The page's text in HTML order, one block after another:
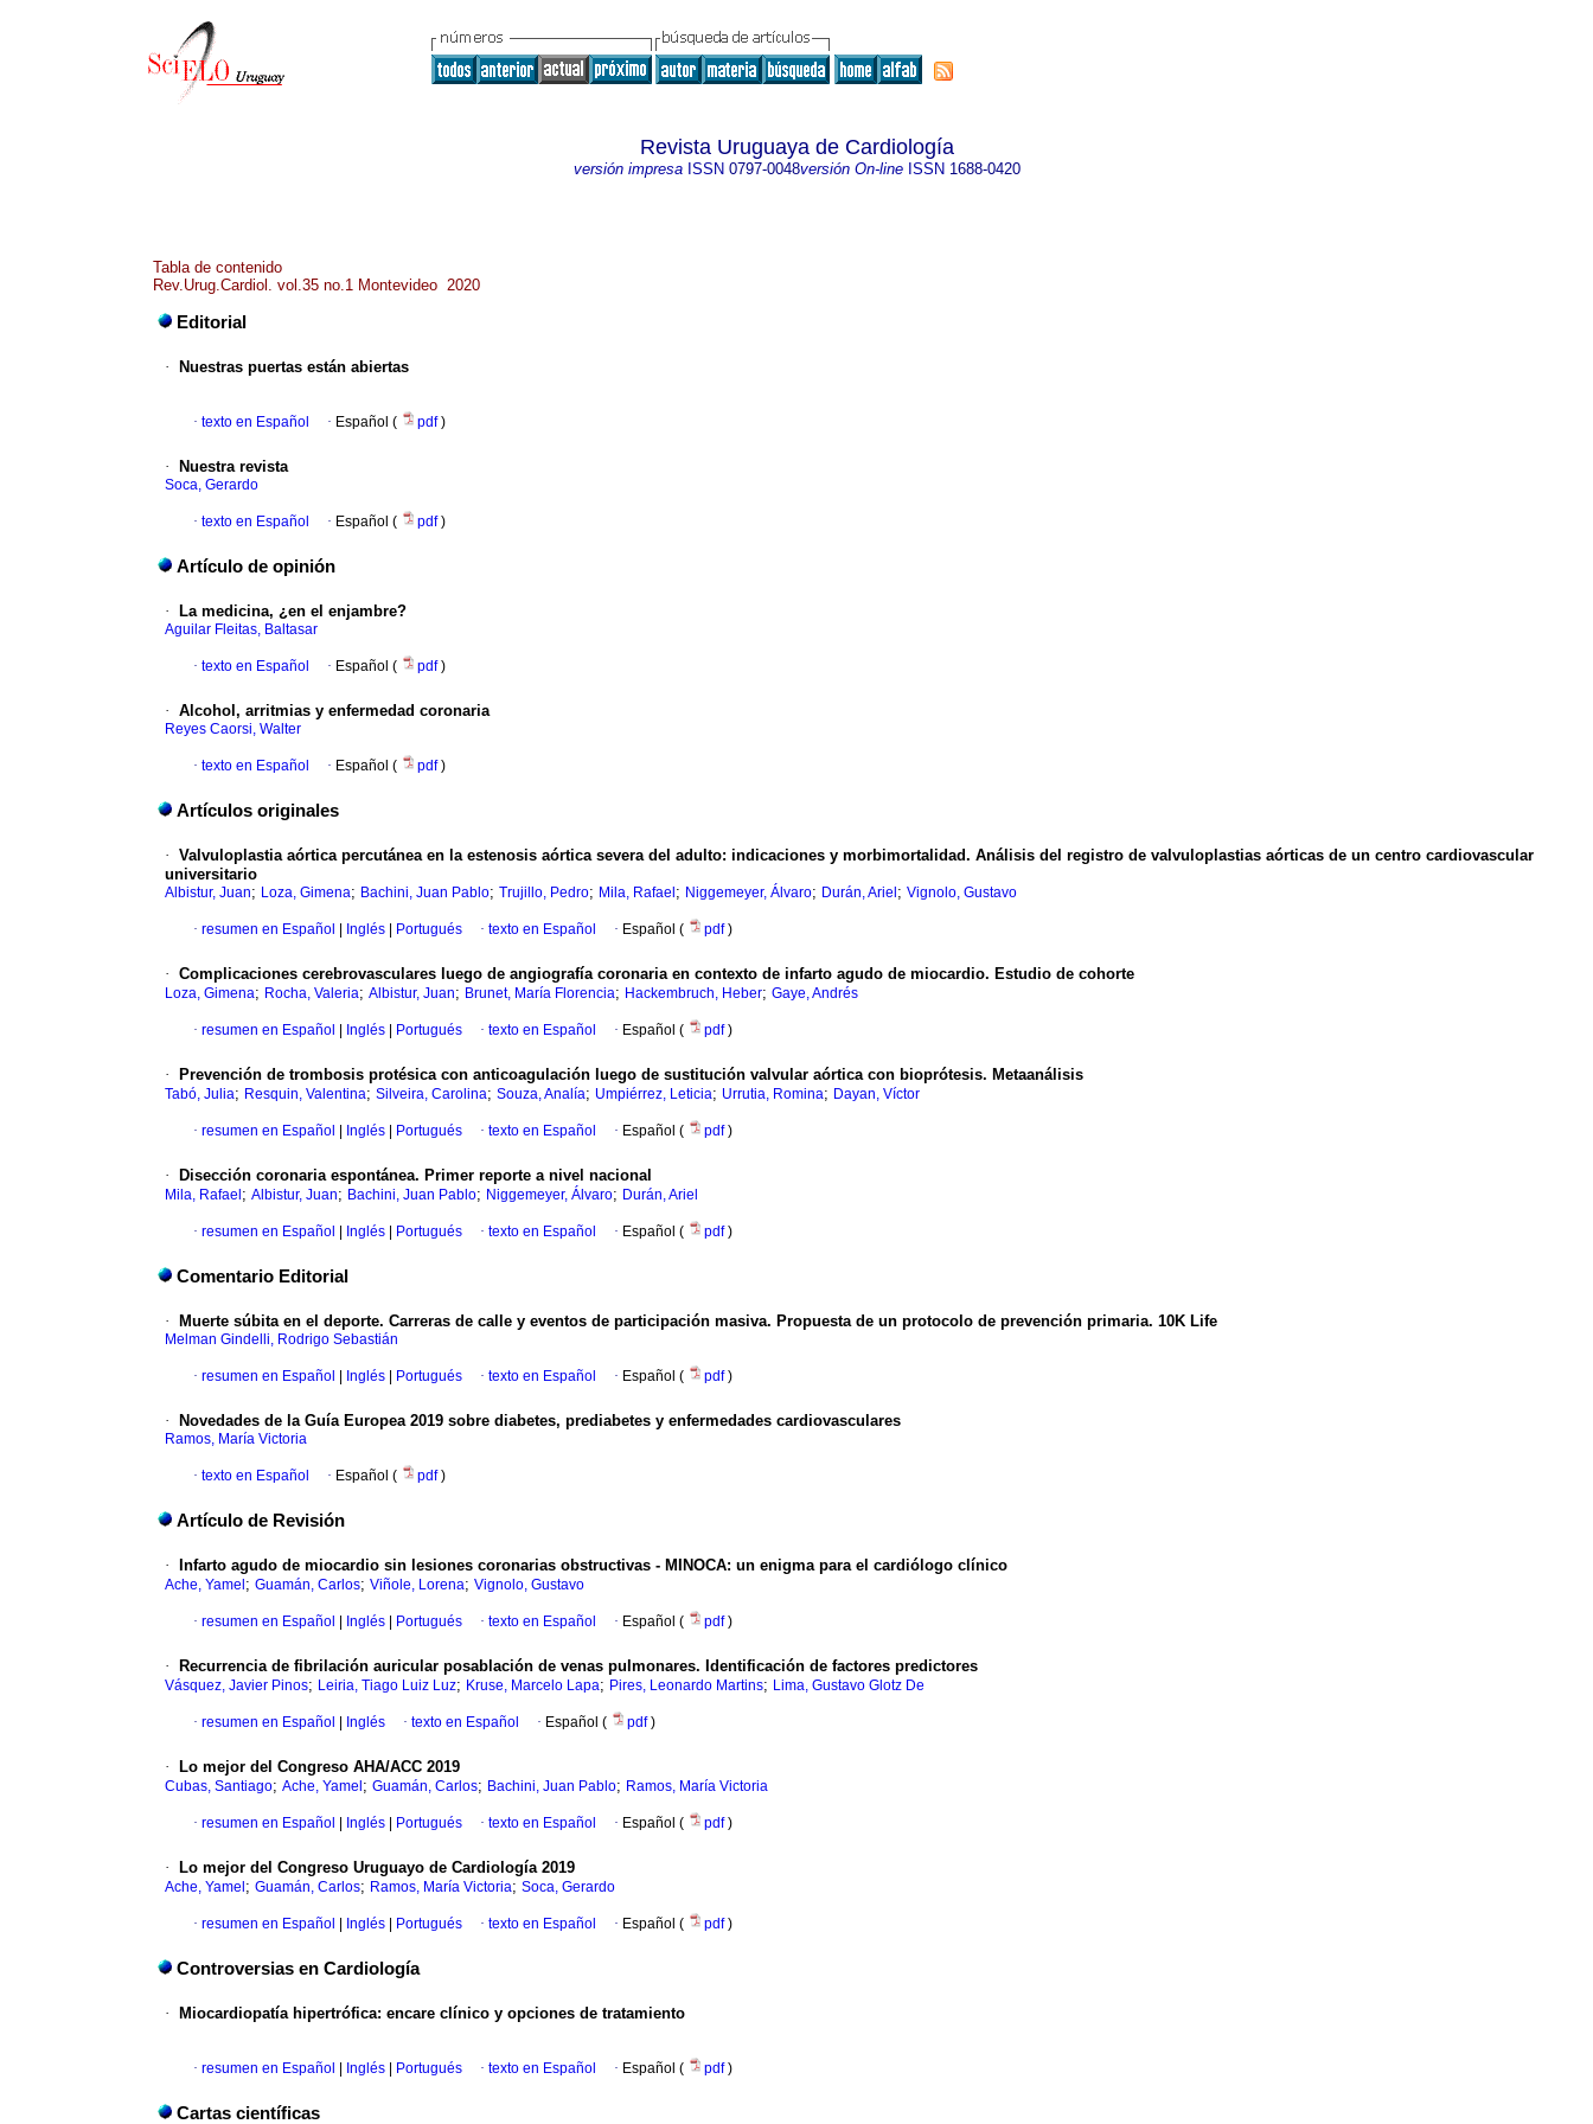
Revista Uruguaya de Cardiología
versión impresaISSN 0797-0048versión On-lineISSN 1688-0420
Tabla de contenido
Rev.Urug.Cardiol. vol.35 no.1 Montevideo 2020
Editorial
· Nuestras puertas están abiertas
· texto en Español · Español ( pdf)
· Nuestra revista
Soca, Gerardo
· texto en Español · Español ( pdf)
Artículo de opinión
· La medicina, ¿en el enjambre?
Aguilar Fleitas, Baltasar
· texto en Español · Español ( pdf)
· Alcohol, arritmias y enfermedad coronaria
Reyes Caorsi, Walter
· texto en Español · Español ( pdf)
Artículos originales
· Valvuloplastia aórtica percutánea en la estenosis aórtica severa del adulto: indicaciones y morbimortalidad. Análisis del registro de valvuloplastias aórticas de un centro cardiovascular
universitario
Albistur, Juan; Loza, Gimena; Bachini, Juan Pablo; Trujillo, Pedro; Mila, Rafael ; Niggemeyer, Álvaro; Durán, Ariel ; Vignolo, Gustavo
· resumen en Español Inglés Portugués · texto en Español · Español ( pdf)
· Complicaciones cerebrovasculares luego de angiografía coronaria en contexto de infarto agudo de miocardio. Estudio de cohorte
Loza, Gimena; Rocha, Valeria; Albistur, Juan; Brunet, María Florencia; Hackembruch, Heber; Gaye, Andrés
· resumen en Español Inglés Portugués · texto en Español · Español ( pdf)
· Prevención de trombosis protésica con anticoagulación luego de sustitución valvular aórtica con bioprótesis. Metaanálisis
Tabó, Julia; Resquin, Valentina; Silveira, Carolina; Souza, Analía; Umpiérrez, Leticia; Urrutia, Romina; Dayan, Víctor
· resumen en Español Inglés Portugués · texto en Español · Español ( pdf)
· Disección coronaria espontánea. Primer reporte a nivel nacional
Mila, Rafael ; Albistur, Juan; Bachini, Juan Pablo; Niggemeyer, Álvaro; Durán, Ariel
· resumen en Español Inglés Portugués · texto en Español · Español ( pdf)
Comentario Editorial
· Muerte súbita en el deporte. Carreras de calle y eventos de participación masiva. Propuesta de un protocolo de prevención primaria. 10K Life
Melman Gindelli, Rodrigo Sebastián
· resumen en Español Inglés Portugués · texto en Español · Español ( pdf)
· Novedades de la Guía Europea 2019 sobre diabetes, prediabetes y enfermedades cardiovasculares
Ramos, María Victoria
· texto en Español · Español ( pdf)
Artículo de Revisión
· Infarto agudo de miocardio sin lesiones coronarias obstructivas - MINOCA: un enigma para el cardiólogo clínico
Ache, Yamel ; Guamán, Carlos; Viñole, Lorena; Vignolo, Gustavo
· resumen en Español Inglés Portugués · texto en Español · Español ( pdf)
· Recurrencia de fibrilación auricular posablación de venas pulmonares. Identificación de factores predictores
Vásquez, Javier Pinos; Leiria, Tiago Luiz Luz; Kruse, Marcelo Lapa; Pires, Leonardo Martins; Lima, Gustavo Glotz De
· resumen en Español Inglés · texto en Español · Español ( pdf)
· Lo mejor del Congreso AHA/ACC 2019
Cubas, Santiago; Ache, Yamel ; Guamán, Carlos; Bachini, Juan Pablo; Ramos, María Victoria
· resumen en Español Inglés Portugués · texto en Español · Español ( pdf)
· Lo mejor del Congreso Uruguayo de Cardiología 2019
Ache, Yamel ; Guamán, Carlos; Ramos, María Victoria; Soca, Gerardo
· resumen en Español Inglés Portugués · texto en Español · Español ( pdf)
Controversias en Cardiología
· Miocardiopatía hipertrófica: encare clínico y opciones de tratamiento
· resumen en Español Inglés Portugués · texto en Español · Español ( pdf)
Cartas científicas